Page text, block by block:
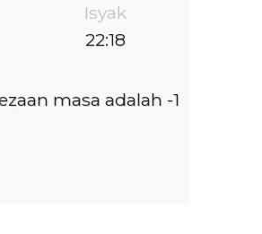
Isyak
22:18
masa adalah -1